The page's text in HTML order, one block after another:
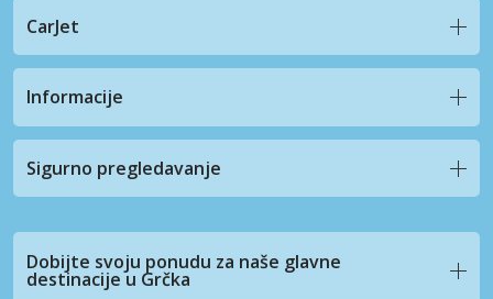
CarJet
Informacije
Sigurno pregledavanje
Dobijte svoju ponudu za naše glavne
destinacije u Grčka